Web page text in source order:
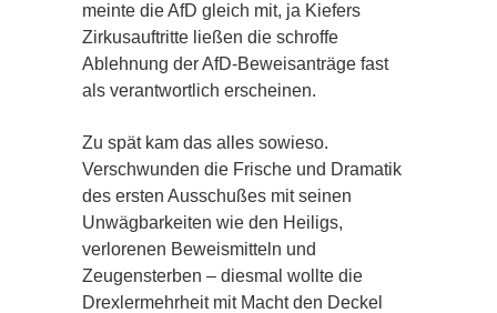
meinte die AfD gleich mit, ja Kiefers
Zirkusauftritte ließen die schroffe
Ablehnung der AfD-Beweisanträge fast
als verantwortlich erscheinen.
Zu spät kam das alles sowieso.
Verschwunden die Frische und Dramatik
des ersten Ausschußes mit seinen
Unwägbarkeiten wie den Heiligs,
verlorenen Beweismitteln und
Zeugensterben – diesmal wollte die
Drexlermehrheit mit Macht den Deckel